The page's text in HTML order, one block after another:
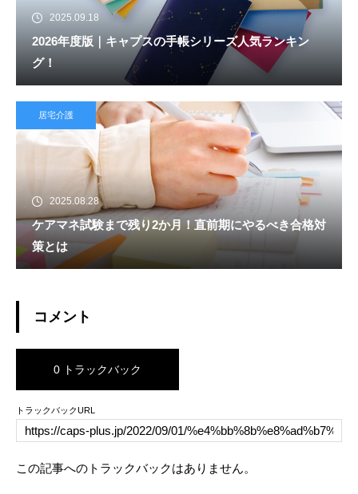
2025.09.18
2026年度版｜キャプスの手帳シリーズ人気ランキン
グ！
居宅介護
2025.08.28
ケアマネ試験まで残り2か月！直前期にやるべき合格対
策とは
コメント
0 トラックバック
トラックバックURL
この記事へのトラックバックはありません。